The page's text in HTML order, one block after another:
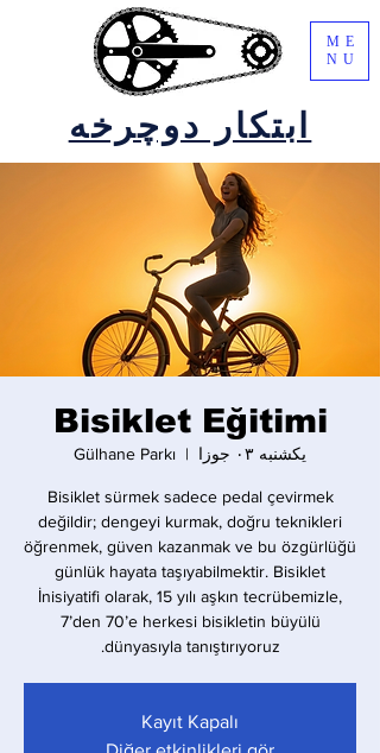
ابتکار دوچرخه
ME
NU
Bisiklet Eğitimi
یکشنبه ۰۳ جوزا
  |
Gülhane Parkı
Bisiklet sürmek sadece pedal çevirmek
değildir; dengeyi kurmak, doğru teknikleri
öğrenmek, güven kazanmak ve bu özgürlüğü
günlük hayata taşıyabilmektir. Bisiklet
İnisiyatifi olarak, 15 yılı aşkın tecrübemizle,
7’den 70’e herkesi bisikletin büyülü
dünyasıyla tanıştırıyoruz.
Kayıt Kapalı